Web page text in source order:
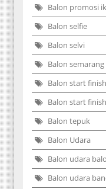
Balon promosi
Balon selfie
Balon selvi
Balon
Balon start
Balon start
Balon tepuk
Balon Udara
Balon udara
Balon udara